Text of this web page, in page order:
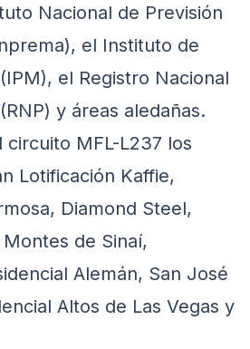
Nacional de Previsión
el Instituto de
el Registro Nacional
y áreas aledañas.
circuito MFL-L237 los
Lotificación Kaffie,
Diamond Steel,
de Sinaí,
Alemán, San José
Altos de Las Vegas y